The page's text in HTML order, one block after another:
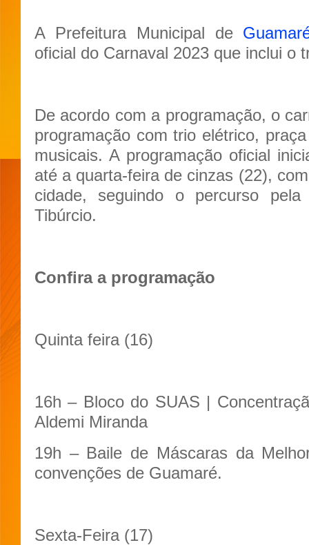
A Prefeitura Municipal de
oficial do Carnaval 2023 que inclui o
De acordo com a programação, o
programação com trio elétrico,
musicais. A programação oficial
até a quarta-feira de cinzas (22),
cidade, seguindo o percurso pela
Tibúrcio.
Confira a programação
Quinta feira (16)
16h – Bloco do SUAS |
Aldemi Miranda
19h – Baile de Máscaras da
convenções de Guamaré.
Sexta-Feira (17)